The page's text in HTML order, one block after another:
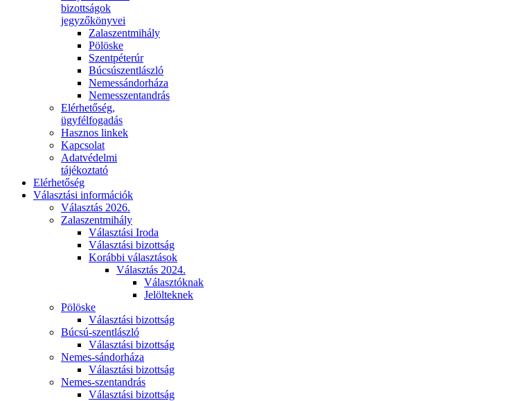
bizottságok
jegyzőkönyvei
Zalaszentmihály
Pölöske
Szentpéterúr
Búcsúszentlászló
Nemessándorháza
Nemesszentandrás
Elérhetőség,
ügyfélfogadás
Hasznos linkek
Kapcsolat
Adatvédelmi
tájékoztató
Elérhetőség
Választási információk
Választás 2026.
Zalaszentmihály
Választási Iroda
Választási bizottság
Korábbi választások
Választás 2024.
Választóknak
Jelölteknek
Pölöske
Választási bizottság
Búcsú-szentlászló
Választási bizottság
Nemes-sándorháza
Választási bizottság
Nemes-szentandrás
Választási bizottság